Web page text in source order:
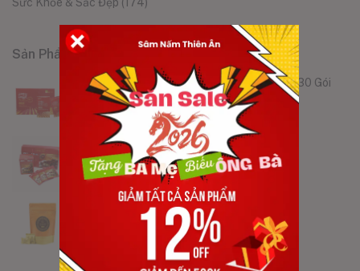
Sức Khỏe & Sắc Đẹp (174)
Sản Phẩm
Nước Hồng Sâm Premium Hàn Quốc Hộp 30 Gói
1.800.000VND 1.650.000VND
Nước Hồng Sâm Linh Chi Táo Tàu
790.000VND750.000VND
Kẹo Hồng Sâm Không Đường KGC 120g
197.000VND